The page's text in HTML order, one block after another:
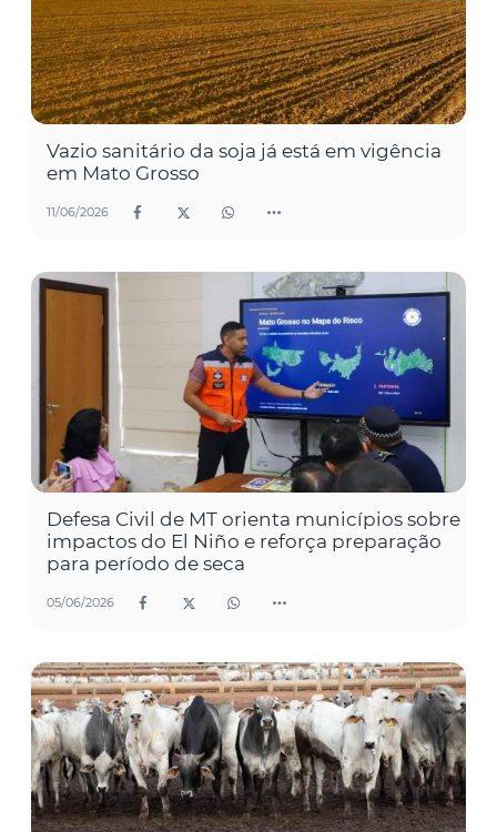
Vazio sanitário da soja já está em vigência
em Mato Grosso
11/06/2026
Defesa Civil de MT orienta municípios sobre
impactos do El Niño e reforça preparação
para período de seca
05/06/2026